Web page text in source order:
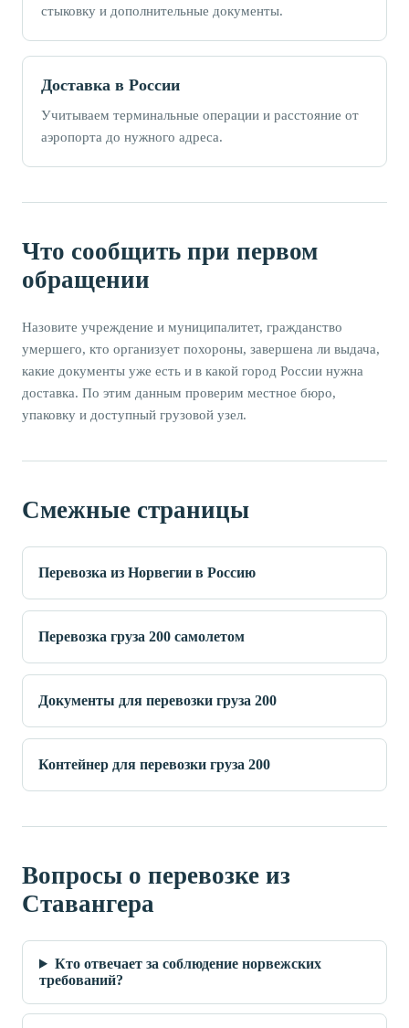
стыковку и дополнительные документы.
Доставка в России
Учитываем терминальные операции и расстояние от
аэропорта до нужного адреса.
Что сообщить при первом
обращении
Назовите учреждение и муниципалитет, гражданство
умершего, кто организует похороны, завершена ли выдача,
какие документы уже есть и в какой город России нужна
доставка. По этим данным проверим местное бюро,
упаковку и доступный грузовой узел.
Смежные страницы
Перевозка из Норвегии в Россию
Перевозка груза 200 самолетом
Документы для перевозки груза 200
Контейнер для перевозки груза 200
Вопросы о перевозке из
Ставангера
Кто отвечает за соблюдение норвежских
требований?